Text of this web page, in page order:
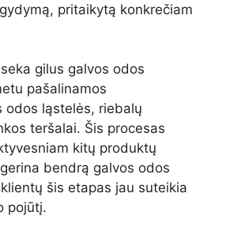
pritaikytą konkrečiam
gilus galvos odos
pašalinamos
odos ląstelės, riebalų
teršalai. Šis procesas
kitų produktų
bendrą galvos odos
šis etapas jau suteikia
pojūtį.